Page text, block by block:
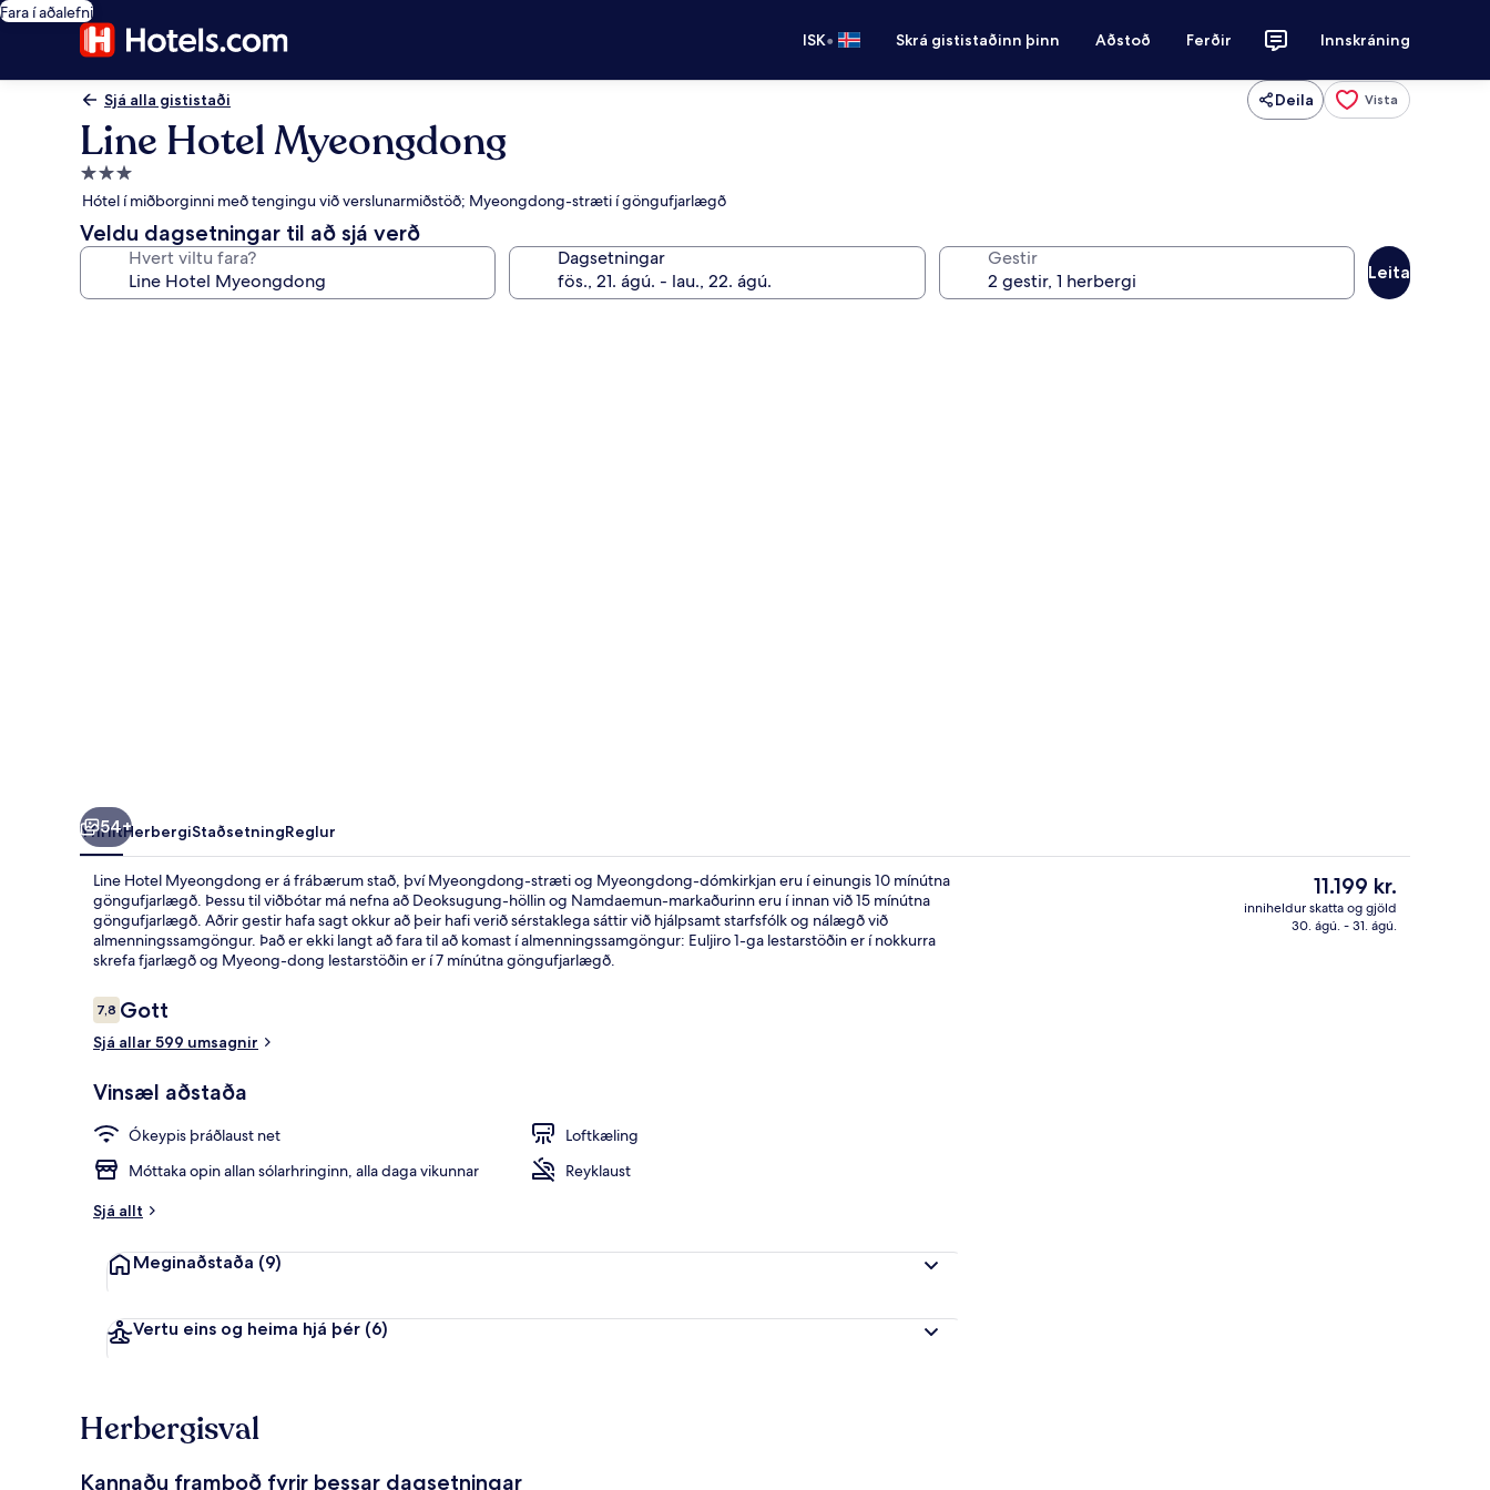
Fara í aðalefni
ISK• Skrá gististaðinn þinn Aðstoð Ferðir Innskráning
Sjá alla gististaði Deila Vista
Line Hotel Myeongdong
3.0
stjörnu
gististaður
Hótel í miðborginni með tengingu við verslunarmiðstöð; Myeongdong-stræti í göngufjarlægð
Veldu dagsetningar til að sjá verð
Hvert viltu fara? Dagsetningar Gestir
Leita
Veitingastaður Landsýn frá gististað
54+
YfirlitHerbergiStaðsetningReglur
Line Hotel Myeongdong er á frábærum stað, því Myeongdong-stræti og Myeongdong-dómkirkjan eru í einungis 10 mínútna
göngufjarlægð. Þessu til viðbótar má nefna að Deoksugung-höllin og Namdaemun-markaðurinn eru í innan við 15 mínútna
göngufjarlægð. Aðrir gestir hafa sagt okkur að þeir hafi verið sérstaklega sáttir við hjálpsamt starfsfólk og nálægð við
almenningssamgöngur. Það er ekki langt að fara til að komast í almenningssamgöngur: Euljiro 1-ga lestarstöðin er í nokkurra
skrefa fjarlægð og Myeong-dong lestarstöðin er í 7 mínútna göngufjarlægð.
Umsagnir
7,87,8 af 10
Gott
Sjá allar 599 umsagnir
Vinsæl aðstaða
Ókeypis þráðlaust net
Loftkæling
Móttaka opin allan sólarhringinn, alla daga vikunnar
Reyklaust
Sjá allt
Meginaðstaða (9)
Vertu eins og heima hjá þér (6)
Núverandi
verð
er
11.199 kr.
inniheldur skatta og gjöld
30. ágú. - 31. ágú.
Herbergisval
Kannaðu framboð fyrir þessar dagsetningar